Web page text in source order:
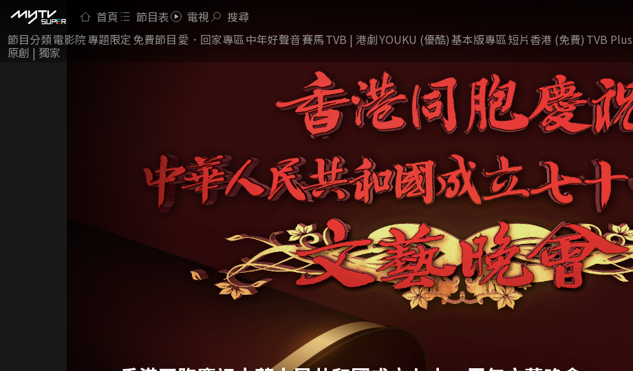
首頁 節目表 電視 搜尋
節目分類電影院專題限定 免費節目 愛．回家專區中年好聲音賽馬TVB | 港劇YOUKU (優酷)基本版專區短片香港 (免費) TVB Plus
原創 | 獨家